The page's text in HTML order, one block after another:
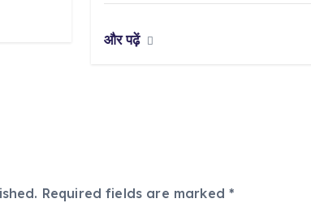
और पढ़ें
Required fields are marked*